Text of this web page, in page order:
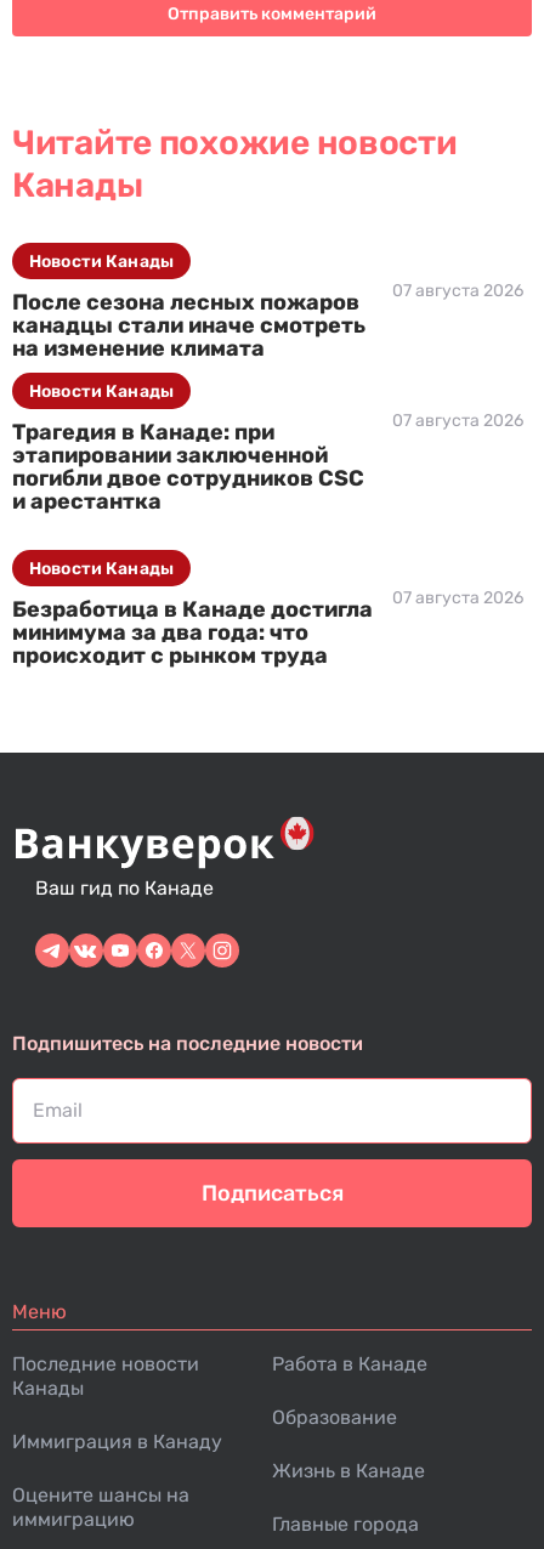
Читайте похожие новости
Канады
После сезона лесных пожаров
канадцы стали иначе смотреть
на изменение климата
07 августа 2026
Новости Канады
Трагедия в Канаде: при
этапировании заключенной
погибли двое сотрудников CSC
и арестантка
07 августа 2026
Новости Канады
Безработица в Канаде достигла
минимума за два года: что
происходит с рынком труда
07 августа 2026
Новости Канады
Ваш гид по Канаде
Подпишитесь на последние новости
Подписаться
Меню
Последние новости
Канады
Иммиграция в Канаду
Оцените шансы на
иммиграцию
Работа в Канаде
Образование
Жизнь в Канаде
Главные города